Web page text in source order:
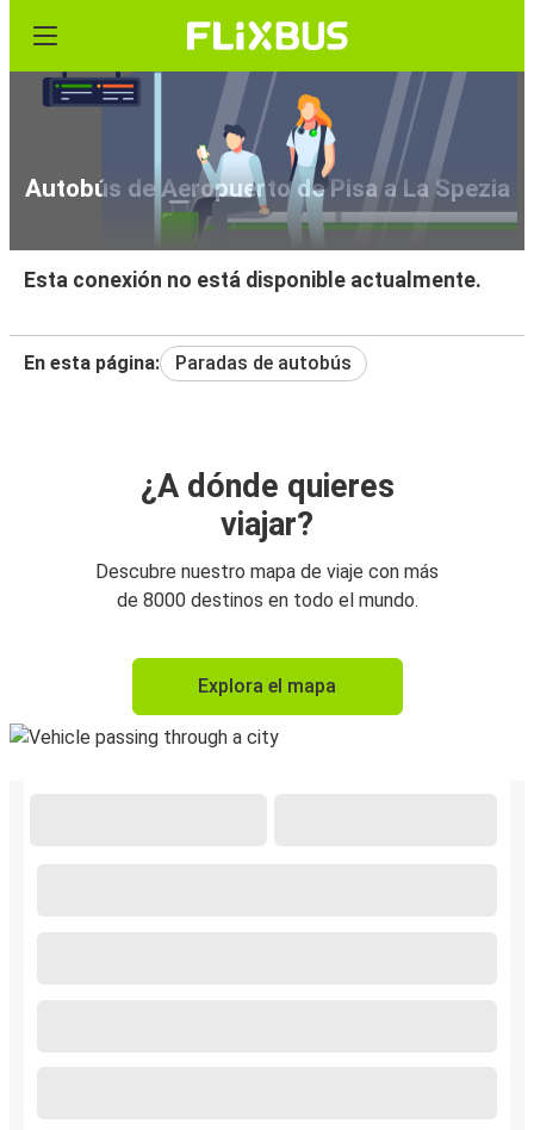
Autobús de Aeropuerto de Pisa a La Spezia
Esta conexión no está disponible actualmente.
En esta página: Paradas de autobús
¿A dónde quieres
viajar?
Descubre nuestro mapa de viaje con más
de 8000 destinos en todo el mundo.
Explora el mapa